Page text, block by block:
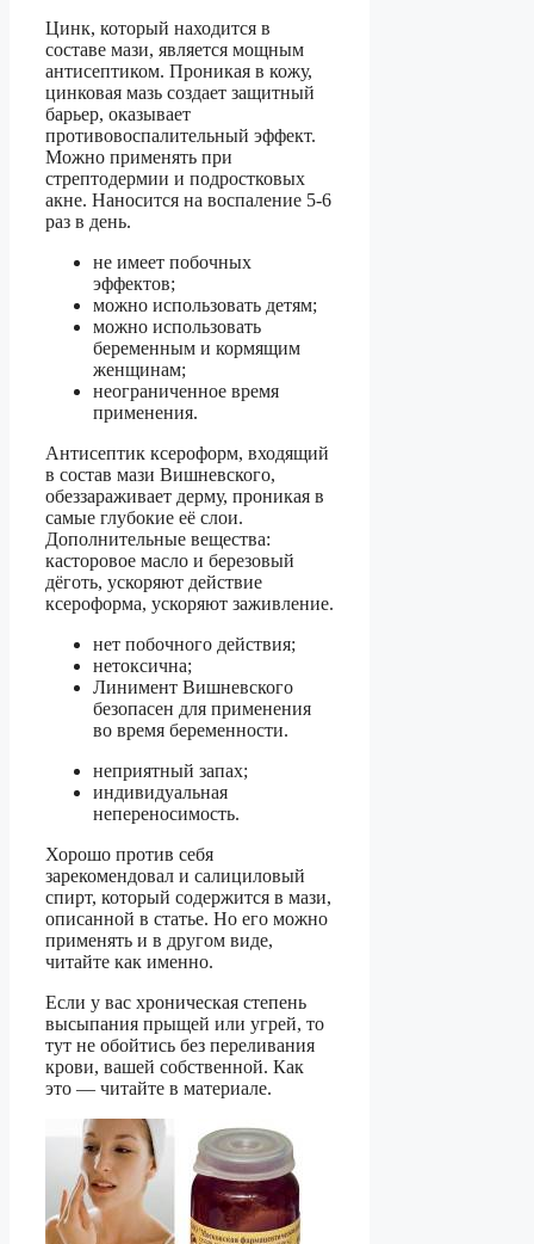
Цинк, который находится в
составе мази, является мощным
антисептиком. Проникая в кожу,
цинковая мазь создает защитный
барьер, оказывает
противовоспалительный эффект.
Можно применять при
стрептодермии и подростковых
акне. Наносится на воспаление 5-6
раз в день.
не имеет побочных
эффектов;
можно использовать детям;
можно использовать
беременным и кормящим
женщинам;
неограниченное время
применения.
Антисептик ксероформ, входящий
в состав мази Вишневского,
обеззараживает дерму, проникая в
самые глубокие её слои.
Дополнительные вещества:
касторовое масло и березовый
дёготь, ускоряют действие
ксероформа, ускоряют заживление.
нет побочного действия;
нетоксична;
Линимент Вишневского
безопасен для применения
во время беременности.
неприятный запах;
индивидуальная
непереносимость.
Хорошо против себя
зарекомендовал и салициловый
спирт, который содержится в мази,
описанной в статье. Но его можно
применять и в другом виде,
читайте как именно.
Если у вас хроническая степень
высыпания прыщей или угрей, то
тут не обойтись без переливания
крови, вашей собственной. Как
это — читайте в материале.